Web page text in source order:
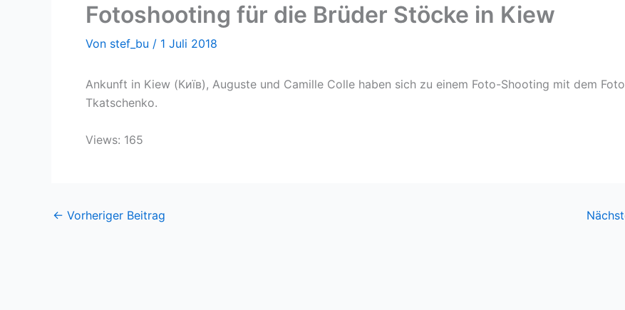
Fotoshooting für die Brüder Stöcke in Kiew
Von stef_bu / 1 Juli 2018
Ankunft in Kiew (Київ), Auguste und Camille Colle haben sich zu einem Foto-Shooting mit dem
Tkatschenko.
Views: 165
← Vorheriger Beitrag